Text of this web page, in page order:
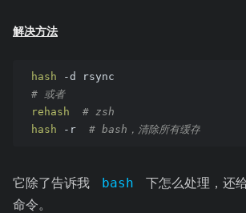
解决方法
hash -d rsync
# 或者
rehash
# zsh
hash -r # bash，清除所有缓存
它除了告诉我 bash 下怎么处理，还
命令。